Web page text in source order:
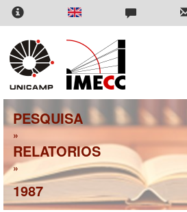
Pular
para
conteúdo
principal
PESQUISA
»
RELATORIOS
»
1987